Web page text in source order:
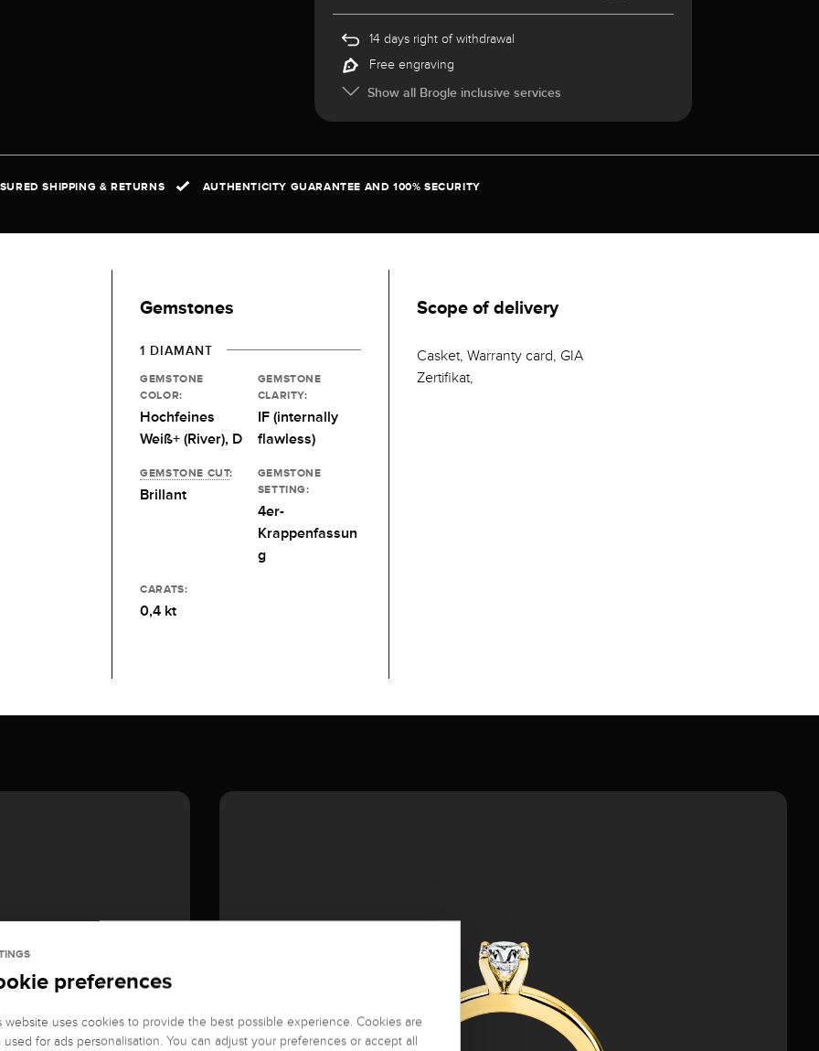
14 days right of withdrawal
Free engraving
Show all Brogle inclusive services
SHIPPING & RETURNS AUTHENTICITY GUARANTEE AND 100% SECURITY
Gemstones
1 DIAMANT
GEMSTONE
COLOR:
Hochfeines
Weiß+ (River), D
GEMSTONE
CLARITY:
IF (internally
flawless)
GEMSTONE CUT:
Brillant
GEMSTONE
SETTING:
4er-
Krappenfassun
g
CARATS:
0,4 kt
Scope of delivery
Casket, Warranty card, GIA
Zertifikat,
preferences
website uses cookies to provide the best possible experience. Cookies are
used for ads personalisation. You can adjust your preferences or accept all